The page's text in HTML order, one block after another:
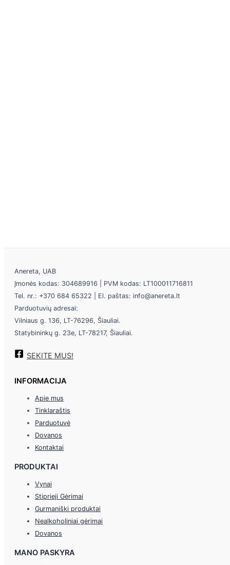
Anereta, UAB
Įmonės kodas: 304689916 | PVM kodas: LT100011716811
Tel. nr.: +370 684 65322 | El. paštas: info@anereta.lt
Parduotuvių adresai:
Vilniaus g. 136, LT-76296, Šiauliai.
Statybininkų g. 23e, LT-78217, Šiauliai.
SEKITE MUS!
INFORMACIJA
Apie mus
Tinklaraštis
Parduotuvė
Dovanos
Kontaktai
PRODUKTAI
Vynai
Stiprieji Gėrimai
Gurmaniški produktai
Nealkoholiniai gėrimai
Dovanos
MANO PASKYRA